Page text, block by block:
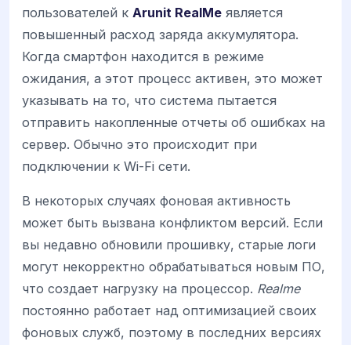
пользователей к Arunit RealMe является
повышенный расход заряда аккумулятора.
Когда смартфон находится в режиме
ожидания, а этот процесс активен, это может
указывать на то, что система пытается
отправить накопленные отчеты об ошибках на
сервер. Обычно это происходит при
подключении к Wi-Fi сети.
В некоторых случаях фоновая активность
может быть вызвана конфликтом версий. Если
вы недавно обновили прошивку, старые логи
могут некорректно обрабатываться новым ПО,
что создает нагрузку на процессор. Realme
постоянно работает над оптимизацией своих
фоновых служб, поэтому в последних версиях